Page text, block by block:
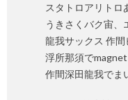
スタトロアリトロ
うきさくバク宙、
龍我サックス 作
浮所那須でmagnet
作間深田龍我でま